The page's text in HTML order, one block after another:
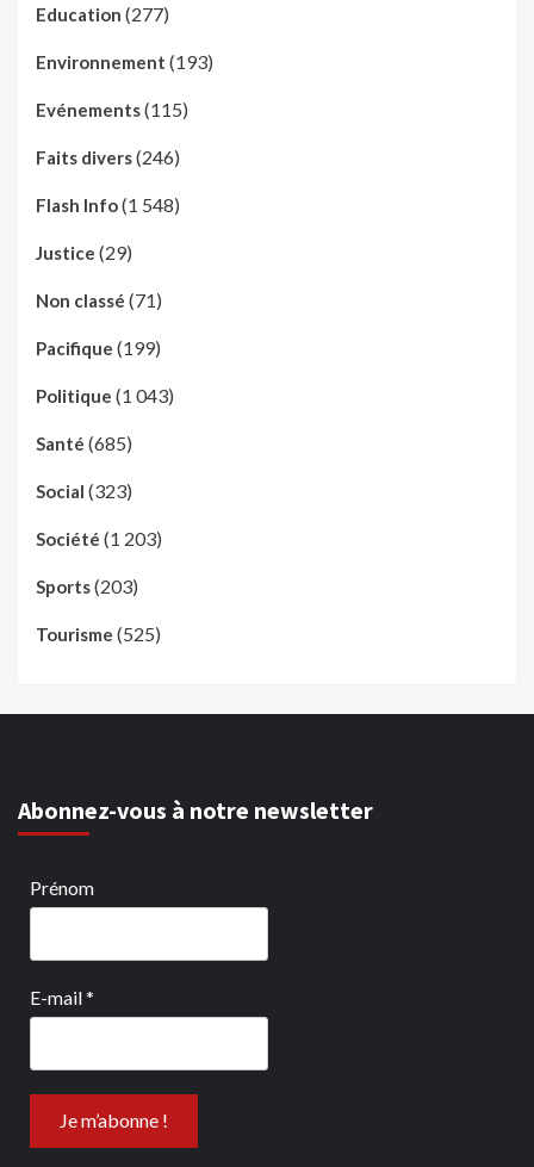
Education (277)
Environnement (193)
Evénements(115)
Faits divers(246)
Flash Info(1 548)
Justice (29)
Non classé (71)
Pacifique (199)
Politique (1 043)
Santé (685)
Social (323)
Société (1 203)
Sports(203)
Tourisme (525)
Abonnez-vous à notre newsletter
Prénom
E-mail*